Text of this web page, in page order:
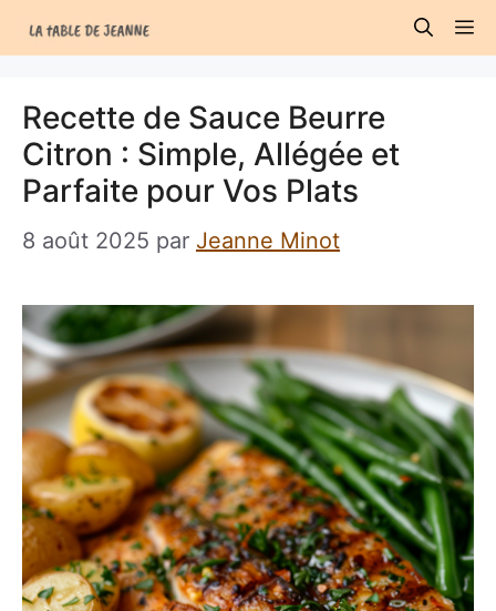
au
Recette de Sauce Beurre
Citron : Simple, Allégée et
Parfaite pour Vos Plats
8 août 2025 par Jeanne Minot